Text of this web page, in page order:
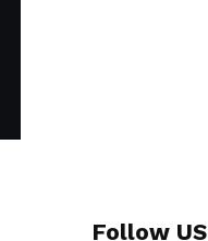
Follow US